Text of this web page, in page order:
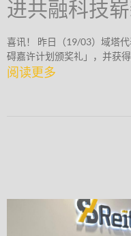
进共融科技
喜讯！ 昨日（19/03）域塔
碍嘉许计划颁奖礼」，并获
阅读更多